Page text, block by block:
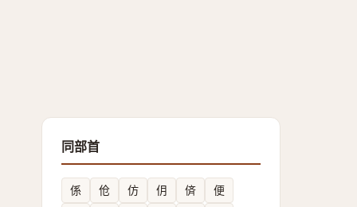
同部首
係 伧 仿 仴 㑪
便